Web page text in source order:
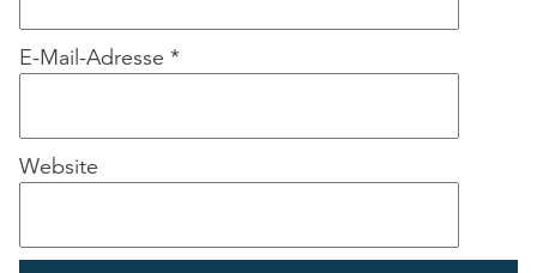
E-Mail-Adresse *
Website